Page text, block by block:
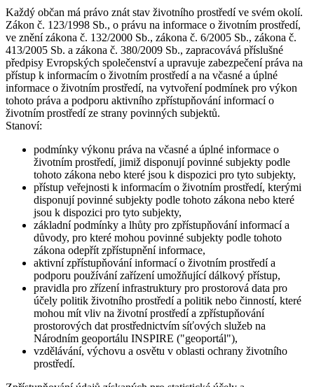
Každý občan má právo znát stav životního prostředí ve svém okolí.
Zákon č. 123/1998 Sb., o právu na informace o životním prostředí,
ve znění zákona č. 132/2000 Sb., zákona č. 6/2005 Sb., zákona č.
413/2005 Sb. a zákona č. 380/2009 Sb., zapracovává příslušné
předpisy Evropských společenství a upravuje zabezpečení práva na
přístup k informacím o životním prostředí a na včasné a úplné
informace o životním prostředí, na vytvoření podmínek pro výkon
tohoto práva a podporu aktivního zpřístupňování informací o
životním prostředí ze strany povinných subjektů.
Stanoví:
podmínky výkonu práva na včasné a úplné informace o
životním prostředí, jimiž disponují povinné subjekty podle
tohoto zákona nebo které jsou k dispozici pro tyto subjekty,
přístup veřejnosti k informacím o životním prostředí, kterými
disponují povinné subjekty podle tohoto zákona nebo které
jsou k dispozici pro tyto subjekty,
základní podmínky a lhůty pro zpřístupňování informací a
důvody, pro které mohou povinné subjekty podle tohoto
zákona odepřít zpřístupnění informace,
aktivní zpřístupňování informací o životním prostředí a
podporu používání zařízení umožňující dálkový přístup,
pravidla pro zřízení infrastruktury pro prostorová data pro
účely politik životního prostředí a politik nebo činností, které
mohou mít vliv na životní prostředí a zpřístupňování
prostorových dat prostřednictvím síťových služeb na
Národním geoportálu INSPIRE ("geoportál"),
vzdělávání, výchovu a osvětu v oblasti ochrany životního
prostředí.